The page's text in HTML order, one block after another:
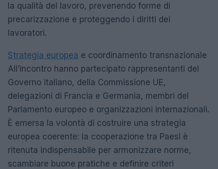
la qualità del lavoro, prevenendo forme di
precarizzazione e proteggendo i diritti dei
lavoratori.
Strategia europea e coordinamento transnazionale
All’incontro hanno partecipato rappresentanti del
Governo italiano, della Commissione UE,
delegazioni di Francia e Germania, membri del
Parlamento europeo e organizzazioni internazionali.
È emersa la volontà di costruire una strategia
europea coerente: la cooperazione tra Paesi è
ritenuta indispensabile per armonizzare norme,
scambiare buone pratiche e definire criteri